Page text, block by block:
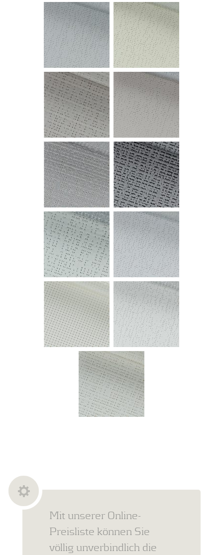
Mit unserer Online-
Preisliste können Sie
völlig unverbindlich die